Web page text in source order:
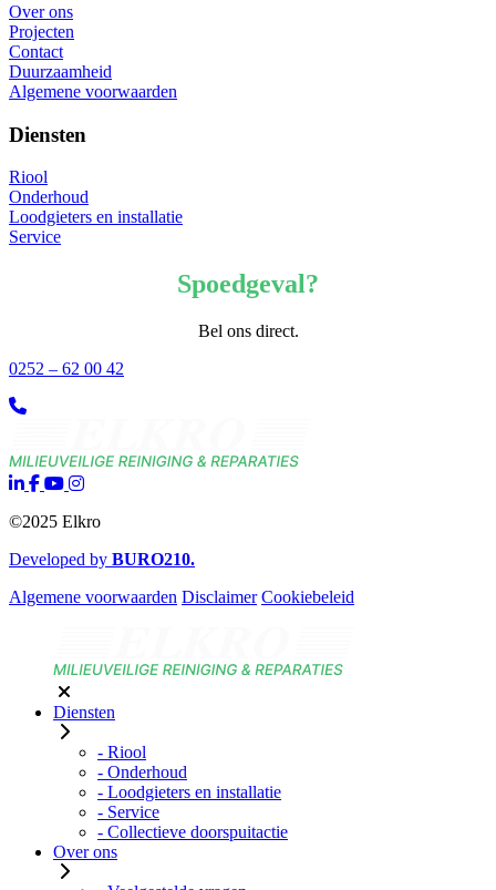
Over ons
Projecten
Contact
Duurzaamheid
Algemene voorwaarden
Diensten
Riool
Onderhoud
Loodgieters en installatie
Service
Spoedgeval?
Bel ons direct.
0252 – 62 00 42
©2025 Elkro
Developed by BURO210.
Algemene voorwaarden Disclaimer Cookiebeleid
Diensten
- Riool
- Onderhoud
- Loodgieters en installatie
- Service
- Collectieve doorspuitactie
Over ons